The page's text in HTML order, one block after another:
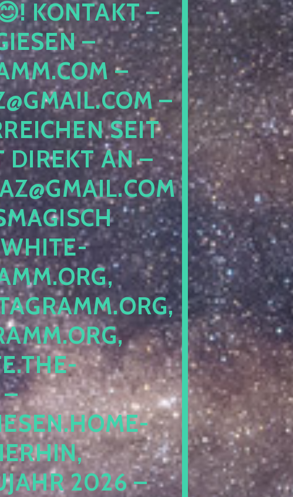
KONTAKT – H
– W
– T
– G
SEIT 2
AN – T
–
GE
PE
SC
PE
LO
PE
BL
IN
2026 – NO